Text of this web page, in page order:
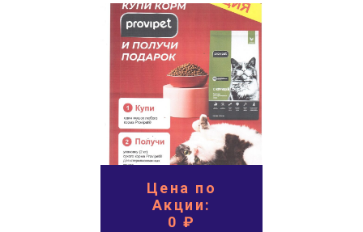
Цена по
Акции:
0 ₽